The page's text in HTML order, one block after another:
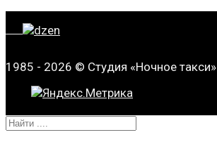
1985 - 2026 © Студия «Ночное такси»